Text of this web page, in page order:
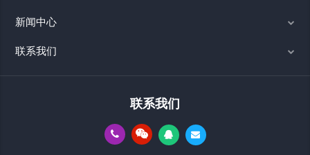
新闻中心
联系我们
联系我们